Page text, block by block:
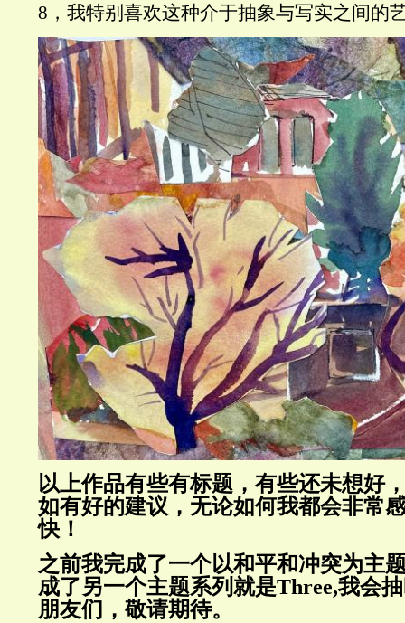
8，我特别喜欢这种介于抽象与写实之间的
以上作品有些有标题，有些还未想好
如有好的建议，无论如何我都会非常
快！
之前我完成了一个以和平和冲突为主
成了另一个主题系列就是Three,我会
朋友们，敬请期待。